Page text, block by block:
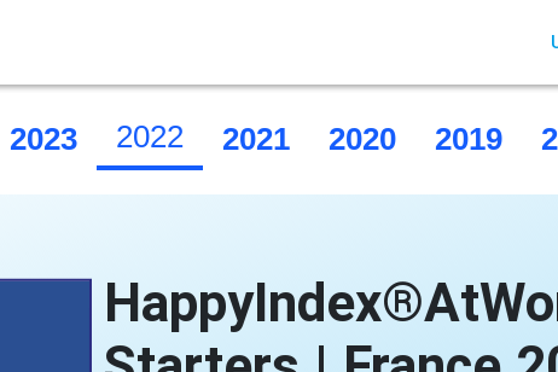
2023 2022 2021 2020 2019